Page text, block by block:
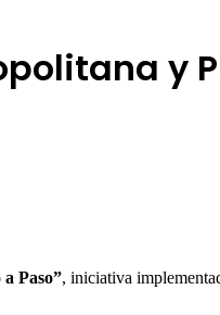
y
Paso”, iniciativa